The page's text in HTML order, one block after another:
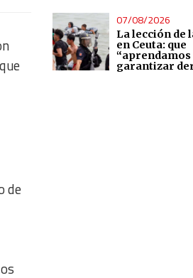
de
07/08/2026
La lección de
en Ceuta: que
“aprendamos
garantizar